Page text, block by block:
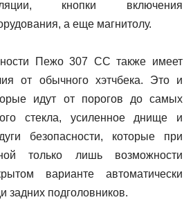
кнопки включения
а еще магнитолу.
Пежо 307 CC также имеет
от обычного хэтчбека. Это и
идут от порогов до самых
стекла, усиленное днище и
безопасности, которые при
только лишь возможности
варианте автоматически
задних подголовников.